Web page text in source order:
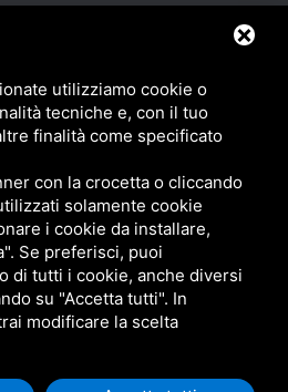
Cookie Policy -SiteMap
S.r.l. 2026
IT02199450384
utilizziamo cookie o
tecniche e, con il tuo
finalità come specificato
con la crocetta o cliccando
solamente cookie
i cookie da installare,
Se preferisci, puoi
di tutti i cookie, anche diversi
su "Accetta tutti". In
modificare la scelta